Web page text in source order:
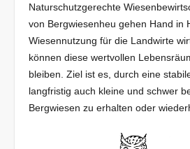
Naturschutzgerechte
von Bergwiesenheu gehen Hand in
Wiesennutzung für die Landwirte
können diese wertvollen
bleiben. Ziel ist es, durch eine
langfristig auch kleine und schwer
Bergwiesen zu erhalten oder